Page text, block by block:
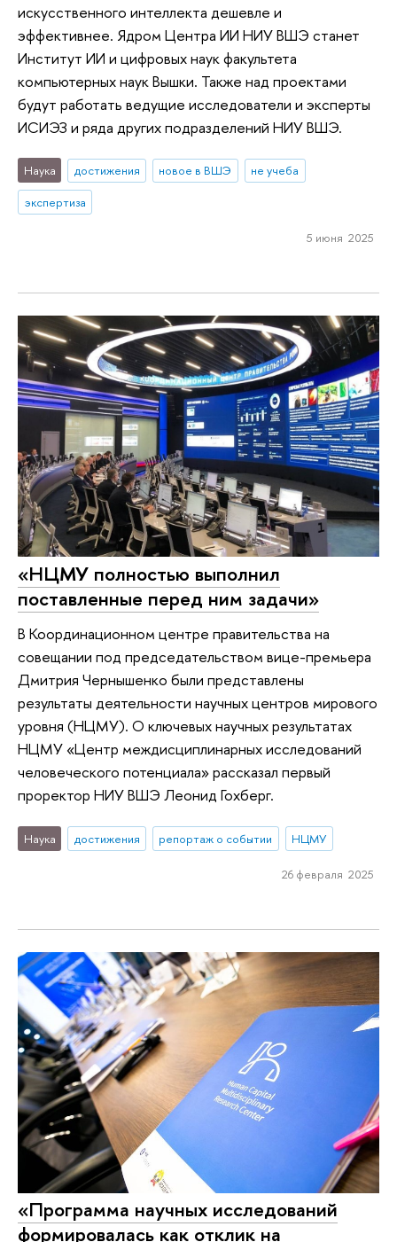
искусственного интеллекта дешевле и
эффективнее. Ядром Центра ИИ НИУ ВШЭ станет
Институт ИИ и цифровых наук факультета
компьютерных наук Вышки. Также над проектами
будут работать ведущие исследователи и эксперты
ИСИЭЗ и ряда других подразделений НИУ ВШЭ.
Наука достижения новое в ВШЭ
не учеба
экспертиза
5 июня 2025
«НЦМУ полностью выполнил
поставленные перед ним задачи»
В Координационном центре правительства на
совещании под председательством вице-премьера
Дмитрия Чернышенко были представлены
результаты деятельности научных центров мирового
уровня (НЦМУ). О ключевых научных результатах
НЦМУ «Центр междисциплинарных исследований
человеческого потенциала» рассказал первый
проректор НИУ ВШЭ Леонид Гохберг.
Наука достижения репортаж о событии НЦМУ
26 февраля 2025
«Программа научных исследований
формировалась как отклик на